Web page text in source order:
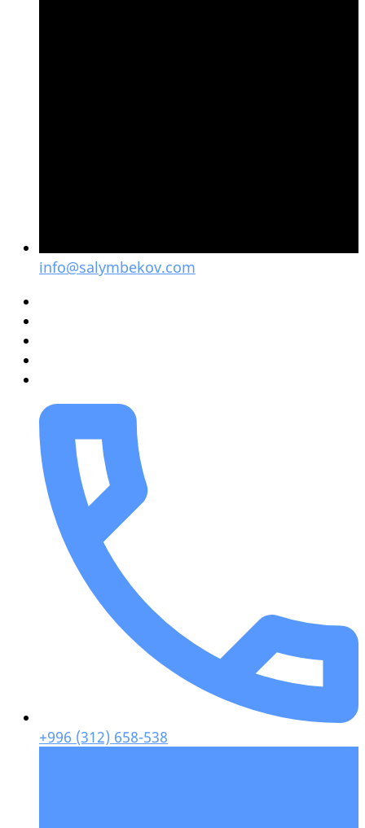
info@salymbekov.com
+996 (312) 658-538